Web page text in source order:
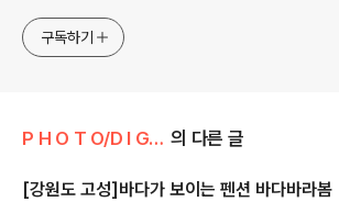
play. I will give you various contents of Korea.
구독하기
P H O T O/D I G I T A L P H O T O 의 다른 글
[강원도 고성]바다가 보이는 펜션 바다바라봄